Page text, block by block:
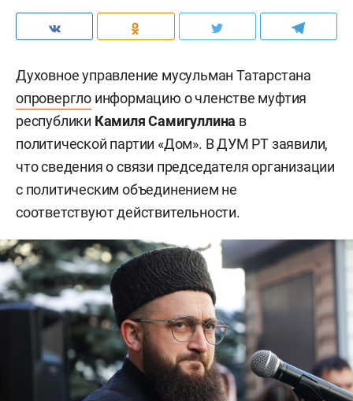
Духовное управление мусульман Татарстана
опровергло информацию о членстве муфтия
республики Камиля Самигуллина в
политической партии «Дом». В ДУМ РТ заявили,
что сведения о связи председателя организации
с политическим объединением не
соответствуют действительности.